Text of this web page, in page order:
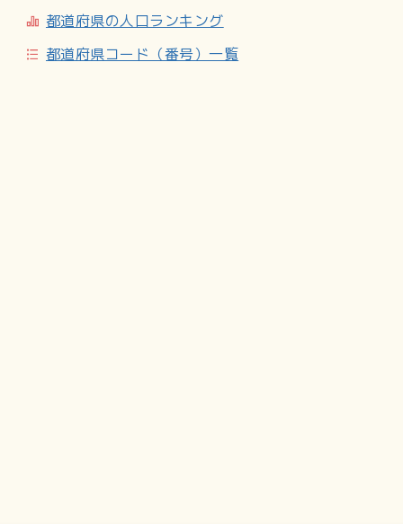
都道府県の人口ランキング
都道府県コード（番号）一覧